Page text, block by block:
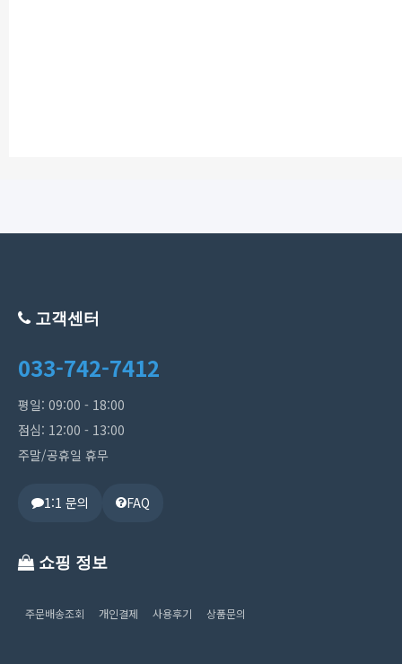
고객센터
033-742-7412
평일: 09:00 - 18:00
점심: 12:00 - 13:00
주말/공휴일 휴무
1:1 문의 FAQ
쇼핑 정보
주문배송조회 개인결제 사용후기 상품문의